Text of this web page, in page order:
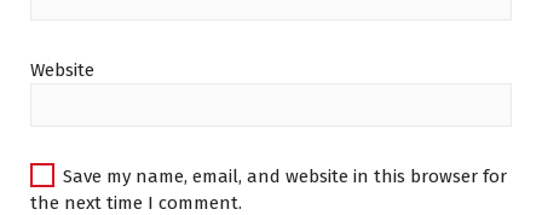
Website
Save my name, email, and website in this browser for
the next time I comment.